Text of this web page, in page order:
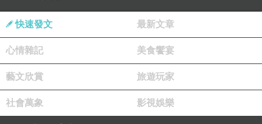
快速發文 最新文章
心情雜記 美食饗宴
藝文欣賞 旅遊玩家
社會萬象 影視娛樂